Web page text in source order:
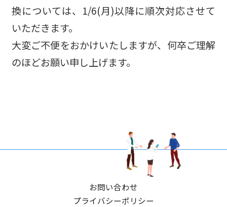
換については、1/6(月)以降に順次対応させて
いただきます。
大変ご不便をおかけいたしますが、何卒ご理解
のほどお願い申し上げます。
お問い合わせ
プライバシーポリシー